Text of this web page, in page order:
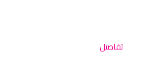
تفاصيل